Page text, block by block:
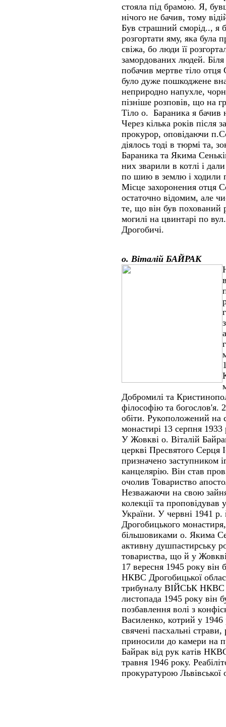
стояла під брамою. Я,
нічого не бачив, тому
Був страшний сморід.., я
розгортати яму, яка була
свіжа, бо люди її
замордованих людей.
побачив мертве тіло
було дуже пошкоджене
неприродно напухле,
пізніше розповів, що на
Тіло о. Бараника я бачив
Через кілька років після
прокурор, оповідаючи
діялось тоді в тюрмі та,
Бараника та Якима
них зварили в котлі і
по шию в землю і ходили
Місце захоронения отця
остаточно відомим, але
те, що він був похований
могилі на цвинтарі по
Дрогобичі.
о. Віталій БАЙРАК
Добромилі та
філософію та богослов'я.
обіти. Рукоположений на
монастирі 13 серпня 1933
У Жовкві о. Віталій
церкві Пресвятого Серця
призначено заступником
канцелярію. Він став
очолив Товариство
Незважаючи на свою
колекції та проповідував
України. У червні 1941 р.
Дрогобицького
більшовиками о. Якима
активну душпастирську
товариства, що й у
17 вересня 1945 року
НКВС Дрогобицької
трибуналу ВІЙСЬК НКВС
листопада 1945 року він
позбавлення волі з
Василенко, котрий у 1946
свячені пасхальні
приносили до камери на
Байрак від рук катів
травня 1946 року.
прокуратурою Львівської